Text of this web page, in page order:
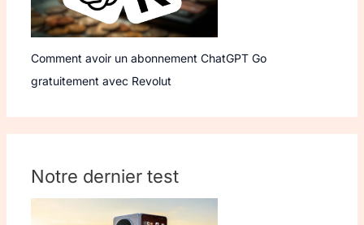
Comment avoir un abonnement ChatGPT Go
gratuitement avec Revolut
Notre dernier test